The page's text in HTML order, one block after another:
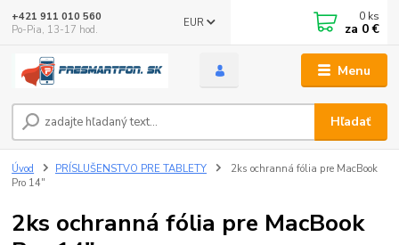
Menu
EUR
Hľadať
+421 911 010 560
Po-Pia, 13-17 hod.
0 ks
za 0 €
Úvod PRÍSLUŠENSTVO PRE TABLETY
2ks ochranná fólia pre MacBook
Pro 14"
2ks ochranná fólia pre MacBook